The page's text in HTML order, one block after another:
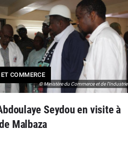
© Ministère du Commerce et de l'Industrie
COMMERCE
Seydou en visite à
Malbaza